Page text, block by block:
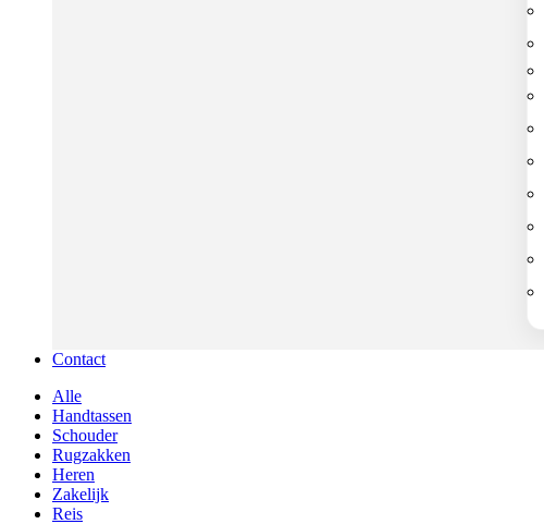
Contact
Alle
Handtassen
Schouder
Rugzakken
Heren
Zakelijk
Reis